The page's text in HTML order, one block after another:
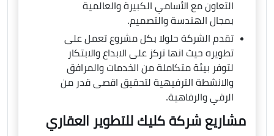
التعاون مع الأسامي الكبيرة والعالمية
بمجال الهندسة والتصميم.
تقدم الشركة حلولا بكل مشروع تعمل على
تطويره حيث انها تركز على الابداع والابتكار
لتوفر بيئة متكاملة من الخدمات والمرافق
والانشطة الترفيهية لتحقيق اقصى قدر من
الرقي والرفاهية.
مشاريع شركة كليك للتطوير العقاري